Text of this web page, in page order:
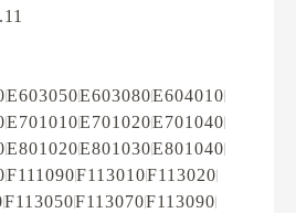
E603050E603080E604010
E701010E701020E701040
E801020E801030E801040
F111090F113010F113020
F113050F113070F113090